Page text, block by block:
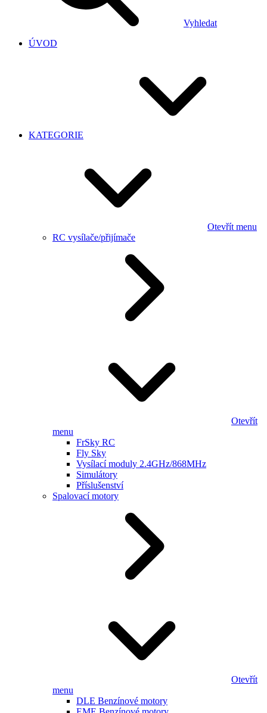
Vyhledat
ÚVOD
KATEGORIE
Otevřít menu
RC vysílače/přijímače
Otevřít
menu
FrSky RC
Fly Sky
Vysílací moduly 2.4GHz/868MHz
Simulátory
Příslušenství
Spalovací motory
Otevřít
menu
DLE Benzínové motory